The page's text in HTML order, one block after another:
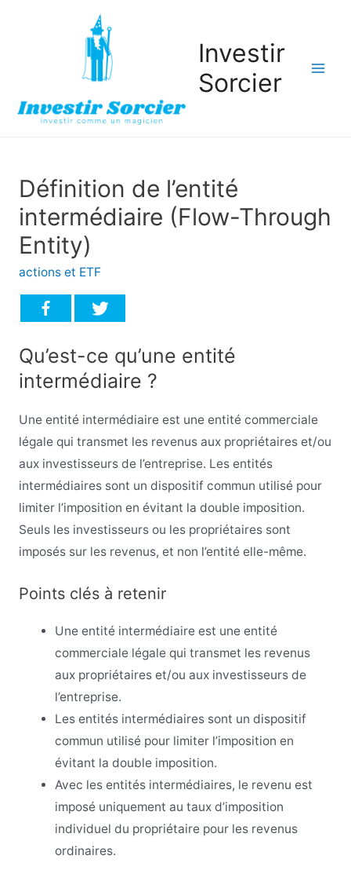
Investir
Sorcier
Définition de l’entité
intermédiaire (Flow-Through
Entity)
actions et ETF
Qu’est-ce qu’une entité
intermédiaire ?
Une entité intermédiaire est une entité commerciale
légale qui transmet les revenus aux propriétaires et/ou
aux investisseurs de l’entreprise. Les entités
intermédiaires sont un dispositif commun utilisé pour
limiter l’imposition en évitant la double imposition.
Seuls les investisseurs ou les propriétaires sont
imposés sur les revenus, et non l’entité elle-même.
Points clés à retenir
Une entité intermédiaire est une entité
commerciale légale qui transmet les revenus
aux propriétaires et/ou aux investisseurs de
l’entreprise.
Les entités intermédiaires sont un dispositif
commun utilisé pour limiter l’imposition en
évitant la double imposition.
Avec les entités intermédiaires, le revenu est
imposé uniquement au taux d’imposition
individuel du propriétaire pour les revenus
ordinaires.